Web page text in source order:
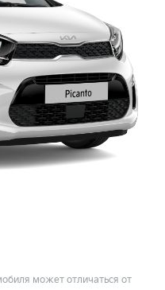
может отличаться от